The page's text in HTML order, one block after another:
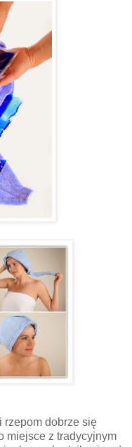
rzepom dobrze się
miejsce z tradycyjnym